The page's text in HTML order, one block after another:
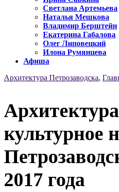
Светлана Артемьева
Наталья Мешкова
Владимир Берштейн
Екатерина Габалова
Олег Липовецкий
Илона Румянцева
Афиша
Архитектура Петрозаводска,
культурное
2017 года